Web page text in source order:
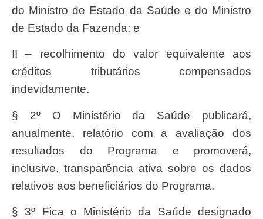
do Ministro de Estado da Saúde e do Ministro
de Estado da Fazenda; e
II – recolhimento do valor equivalente aos
créditos tributários compensados
indevidamente.
§ 2º O Ministério da Saúde publicará,
anualmente, relatório com a avaliação dos
resultados do Programa e promoverá,
inclusive, transparência ativa sobre os dados
relativos aos beneficiários do Programa.
§ 3º Fica o Ministério da Saúde designado